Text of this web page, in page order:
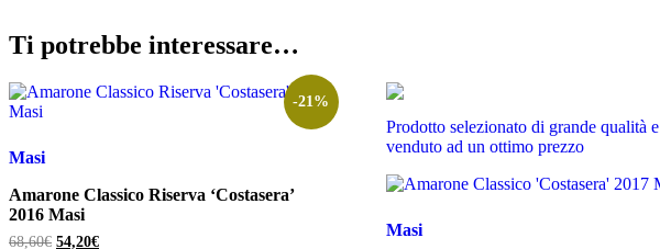
Ti potrebbe interessare…
-21%
Masi
Amarone Classico Riserva ‘Costasera’
2016 Masi
68,60€ Il
54,20€Il
Prodotto selezionato di grande qualità e
venduto ad un ottimo prezzo
Masi